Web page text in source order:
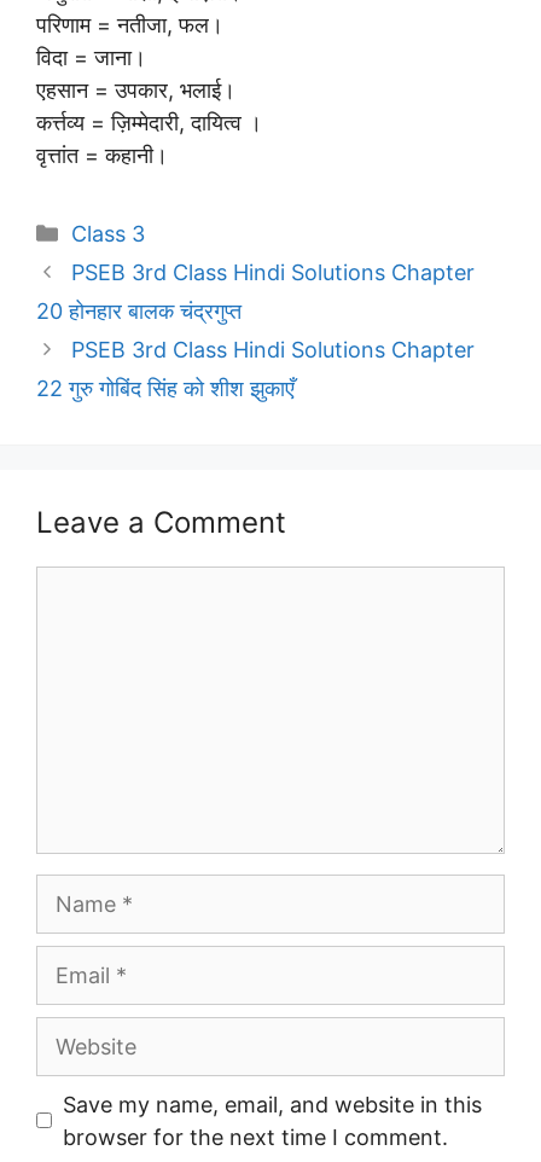
परिणाम = नतीजा, फल।
विदा = जाना।
एहसान = उपकार, भलाई।
कर्त्तव्य = ज़िम्मेदारी, दायित्व ।
वृत्तांत = कहानी।
Categories
Class 3
PSEB 3rd Class Hindi Solutions Chapter
20 होनहार बालक चंद्रगुप्त
PSEB 3rd Class Hindi Solutions Chapter
22 गुरु गोबिंद सिंह को शीश झुकाएँ
Leave a Comment
Website
Save my name, email, and website in this
browser for the next time I comment.